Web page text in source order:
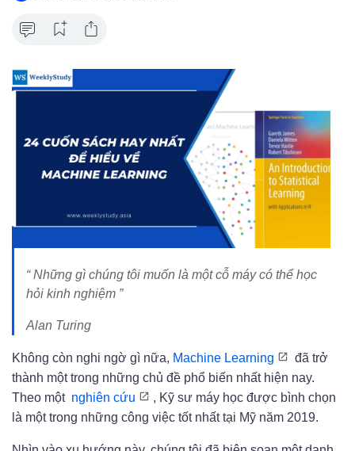
“ Những gì chúng tôi muốn là một cỗ máy có thể học
hỏi kinh nghiệm ”
Alan Turing
Không còn nghi ngờ gì nữa, Machine Learning
đã trở
thành một trong những chủ đề phổ biến nhất hiện nay.
Theo một nghiên cứu
, Kỹ sư máy học được bình chọn
là một trong những công việc tốt nhất tại Mỹ năm 2019.